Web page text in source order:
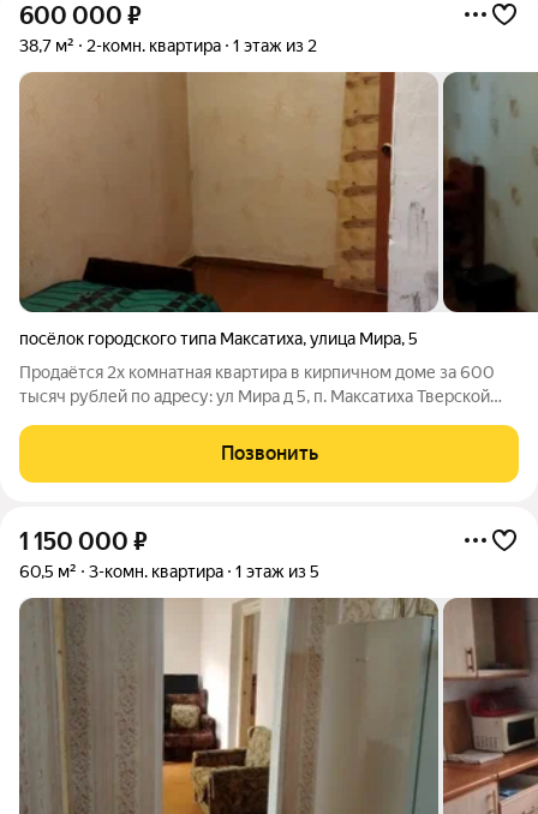
600 000 ₽
38,7 м² 2-комн. квартира 1 этаж из 2
посёлок городского типа Максатиха,улица Мира,5
Продаётся 2х комнатная квартира в кирпичном доме за 600
тысяч рублей по адресу: ул Мира д 5, п. Максатиха Тверской
дома. Установлены: новые пластиковые окна, двойная дверь.
Отапливают две
Позвонить
1 150 000 ₽
60,5 м² 3-комн. квартира 1 этаж из 5